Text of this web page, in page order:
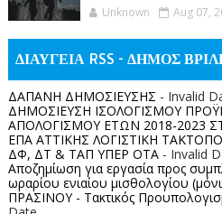
Unknown Aug 07,
ΔΙΑΥΓΕΙΑ RSS - ΔΗΜΟΣ
ΔΑΠΑΝΗ ΔΗΜΟΣΙΕΥΣΗΣ - Invalid
ΔΗΜΟΣΙΕΥΣΗ ΙΣΟΛΟΓΙΣΜΟΥ
ΑΠΟΛΟΓΙΣΜΟΥ ΕΤΩΝ 2018-2023
ΕΠΑ ΑΤΤΙΚΗΣ ΛΟΓΙΣΤΙΚΗ
ΔΦ, ΔΤ & ΤΑΠ ΥΠΕΡ ΟΤΑ- Invalid
Αποζημίωση για εργασία προς
ωραρίου ενιαίου μισθολογίου
ΠΡΑΣΙΝΟΥ - Τακτικός